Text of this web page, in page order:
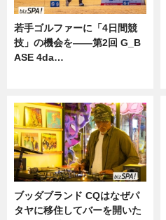
若手ゴルファーに「4日間競
技」の機会を——第2回 G_B
ASE 4da…
ブッダブランド CQはなぜパ
タヤに移住してバーを開いた